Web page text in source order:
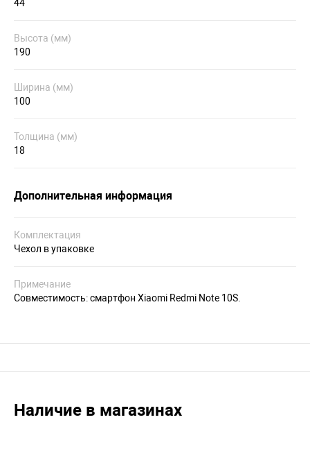
44
Высота (мм)
190
Ширина (мм)
100
Толщина (мм)
18
Дополнительная информация
Комплектация
Чехол в упаковке
Примечание
Совместимость: смартфон Xiaomi Redmi Note 10S.
Наличие в магазинах